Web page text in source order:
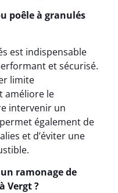
poêle à granulés
est indispensable
et sécurisé.
limite
améliore le
intervenir un
également de
et d’éviter une
ramonage de
Vergt ?